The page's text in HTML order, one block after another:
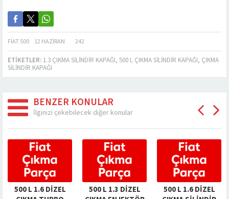
FIAT 500 12 HAZIRAN 242
ETIKETLER: 1.3 ÇIKMA SILINDIR KAPAĞI, 500 L ÇIKMA SILINDIR KAPAĞI, ÇIKMA
SILINDIR KAPAĞI
BENZER KONULAR
İlginizi çekebilecek diğer konular
500 L 1.6 DIZEL
500 L 1.3 DIZEL
500 L 1.6 DIZEL